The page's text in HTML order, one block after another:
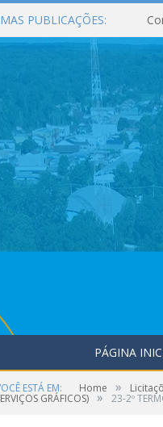
PUBLICAÇÕES:
PÁGINA
ESTÁ EM: Home »
GRÁFICOS) » 23-2º